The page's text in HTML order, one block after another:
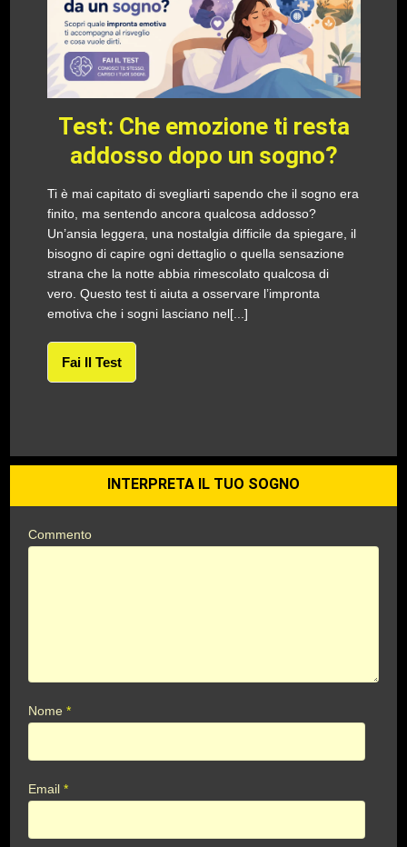
Test: Che emozione ti resta
addosso dopo un sogno?
Ti è mai capitato di svegliarti sapendo che il sogno era
finito, ma sentendo ancora qualcosa addosso?
Un’ansia leggera, una nostalgia difficile da spiegare, il
bisogno di capire ogni dettaglio o quella sensazione
strana che la notte abbia rimescolato qualcosa di
vero. Questo test ti aiuta a osservare l’impronta
emotiva che i sogni lasciano nel[...]
Fai Il Test
INTERPRETA IL TUO SOGNO
Commento
Nome*
Email*